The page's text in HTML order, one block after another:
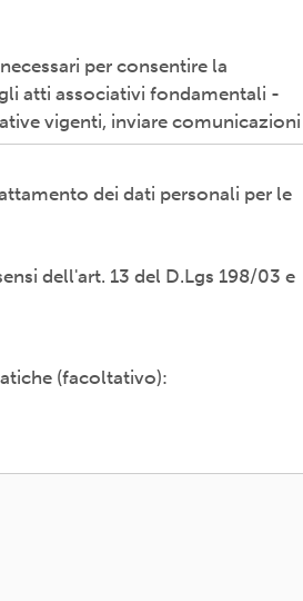
per consentire la
atti associativi fondamentali -
vigenti, inviare comunicazioni
avvalendosi di soggetti
di supporto -es. consulenza e
propri dati; rettifica, cancellazione
dei dati personali per le
dell'art. 13 del D.Lgs 198/03 e
(facoltativo):